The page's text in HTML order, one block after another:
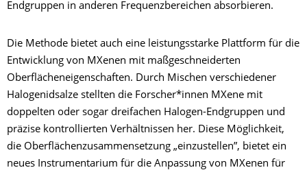
Endgruppen in anderen Frequenzbereichen absorbieren.
Die Methode bietet auch eine leistungsstarke Plattform für die
Entwicklung von MXenen mit maßgeschneiderten
Oberflächeneigenschaften. Durch Mischen verschiedener
Halogenidsalze stellten die Forscher*innen MXene mit
doppelten oder sogar dreifachen Halogen-Endgruppen und
präzise kontrollierten Verhältnissen her. Diese Möglichkeit,
die Oberflächenzusammensetzung „einzustellen”, bietet ein
neues Instrumentarium für die Anpassung von MXenen für